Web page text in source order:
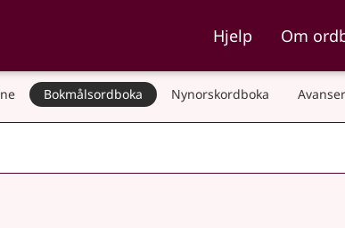
NynorskordbokaHjelp Om
Bokmålsordboka Nynorskordboka